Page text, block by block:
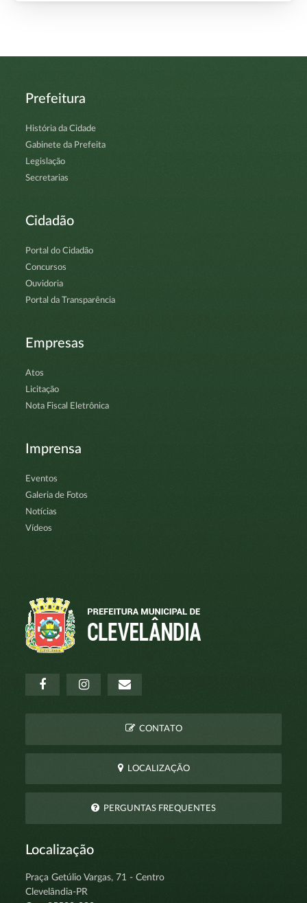
Prefeitura
História da Cidade
Gabinete da Prefeita
Legislação
Secretarias
Cidadão
Portal do Cidadão
Concursos
Ouvidoria
Portal da Transparência
Empresas
Atos
Licitação
Nota Fiscal Eletrônica
Imprensa
Eventos
Galeria de Fotos
Notícias
Vídeos
CONTATO
LOCALIZAÇÃO
PERGUNTAS FREQUENTES
Localização
Praça Getúlio Vargas, 71 - Centro
Clevelândia-PR